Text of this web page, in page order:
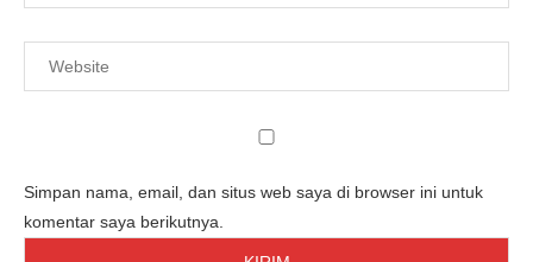
Simpan nama, email, dan situs web saya di browser ini untuk
komentar saya berikutnya.